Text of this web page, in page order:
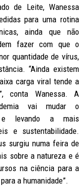
de Leite, Wanessa
para uma rotina
ainda que não
fazer com que o
quantidade de vírus,
“Ainda existem
carga viral tende a
conta Wanessa. A
vai mudar o
e levando a mais
e sustentabilidade.
surgiu numa feira de
sobre a natureza e é
na ciência para a
a humanidade”.